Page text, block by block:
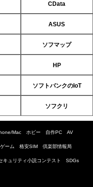
CData
ASUS
ソフマップ
HP
ソフトバンクのIoT
ソフクリ
Mac ホビー 自作PC AV
ゲーム 格安SIM 倶楽部情報局
キュリティ小説コンテスト SDGs